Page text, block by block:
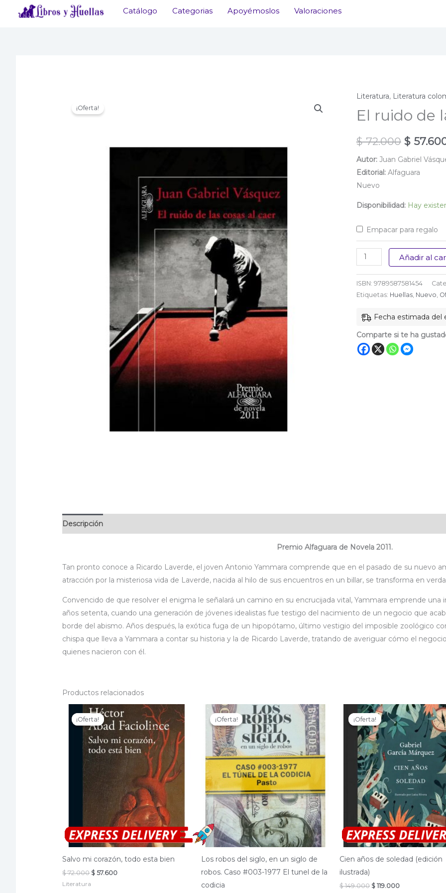
Catálogo Categorias Apoyémoslos Valoraciones
¡Oferta!
Literatura, Literatura
El ruido de
$72.000 El
precio
original
$
Autor:Juan Gabriel
Editorial:Alfaguara
Nuevo
Disponibilidad: Hay
Empacar para regalo
ruido
de
las
caer
cantidad
Añadir al
ISBN: 9789587581454
Etiquetas: Huellas, Nuevo,
Fecha estimada del
Comparte si te ha
Descripción
Premio Alfaguara de Novela 2011.
Tan pronto conoce a Ricardo Laverde, el joven Antonio Yammara comprende que en el pasado de su nuevo
atracción por la misteriosa vida de Laverde, nacida al hilo de sus encuentros en un billar, se transforma en
Convencido de que resolver el enigma le señalará un camino en su encrucijada vital, Yammara emprende
años setenta, cuando una generación de jóvenes idealistas fue testigo del nacimiento de un negocio que
borde del abismo. Años después, la exótica fuga de un hipopótamo, último vestigio del imposible zoológico
chispa que lleva a Yammara a contar su historia y la de Ricardo Laverde, tratando de averiguar cómo el
quienes nacieron con él.
Productos relacionados
¡Oferta!
¡Oferta!
Salvo mi corazón, todo esta bien
$72.000 El
$ 57.600El
Literatura
¡Oferta!
¡Oferta!
Los robos del siglo, en un siglo de
robos. Caso #003-1977 El tunel de la
codicia
¡Oferta!
¡Oferta!
Cien años de soledad (edición
ilustrada)
$149.000 El
$ 119.000El